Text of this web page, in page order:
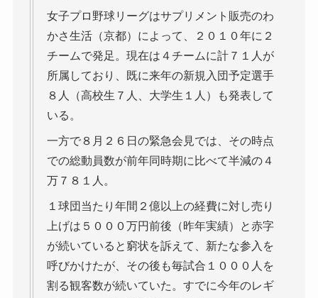
女子プロ野球リーグはサプリメント販売のわ
かさ生活（京都）によって、２０１０年に２
チームで発足。現在は４チームに計７１人が
所属しており、既に来年の新規入団予定選手
８人（高校生７人、大学生１人）も発表して
いる。
一方で８月２６日の緊急会見では、その時点
での総動員数が前年同時期に比べて半減の４
万７８１人。
１球団当たり年間２億以上の経費に対し売り
上げは５０００万円前後（昨年実績）と赤字
が続いていると窮状を訴えて、新たな参入を
呼びかけたが、その後も毎試合１０００人を
割る観客数が続いていた。すでに今年のレギ